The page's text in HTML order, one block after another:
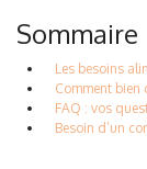
Sommaire
Les besoins
Comment bien
FAQ : vos
Besoin d’un